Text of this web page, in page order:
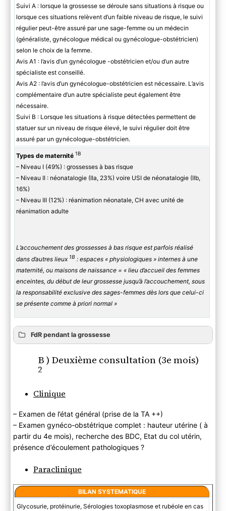
Suivi A : lorsque la grossesse se déroule sans situations à risque ou
lorsque ces situations relèvent d’un faible niveau de risque, le suivi
régulier peut-être assuré par une sage-femme ou un médecin
(généraliste, gynécologue médical ou gynécologue-obstétricien)
selon le choix de la femme.
Avis A1 : l’avis d’un gynécologue -obstétricien et/ou d’un autre
spécialiste est conseillé.
Avis A2 : l’avis d’un gynécologue-obstétricien est nécessaire. L’avis
complémentaire d’un autre spécialiste peut également être
nécessaire.
Suivi B : Lorsque les situations à risque détectées permettent de
statuer sur un niveau de risque élevé, le suivi régulier doit être
assuré par un gynécologue-obstétricien.
Types de maternité 1B
– Niveau I (49%) : grossesses à bas risque
– Niveau II : néonatalogie (IIa, 23%) voire USI de néonatalogie (IIb,
16%)
– Niveau III (12%) : réanimation néonatale, CH avec unité de
réanimation adulte
L’accouchement des grossesses à bas risque est parfois réalisé
dans d’autres lieux 1B : espaces « physiologiques » internes à une
maternité, ou maisons de naissance = « lieu d’accueil des femmes
enceintes, du début de leur grossesse jusqu’à l’accouchement, sous
la responsabilité exclusive des sages-femmes dès lors que celui-ci
se présente comme à priori normal »
FdR pendant la grossesse
B ) Deuxième consultation (3e mois)
2
Clinique
– Examen de l’état général (prise de la TA ++)
– Examen gynéco-obstétrique complet : hauteur utérine ( à
partir du 4e mois), recherche des BDC, Etat du col utérin,
présence d’écoulement pathologiques ?
Paraclinique
BILAN SYSTEMATIQUE
Glycosurie, protéinurie, Sérologies toxoplasmose et rubéole en cas